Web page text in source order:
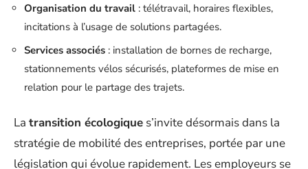
Organisation du travail : télétravail, horaires flexibles,
incitations à l’usage de solutions partagées.
Services associés : installation de bornes de recharge,
stationnements vélos sécurisés, plateformes de mise en
relation pour le partage des trajets.
La transition écologique s’invite désormais dans la
stratégie de mobilité des entreprises, portée par une
législation qui évolue rapidement. Les employeurs se